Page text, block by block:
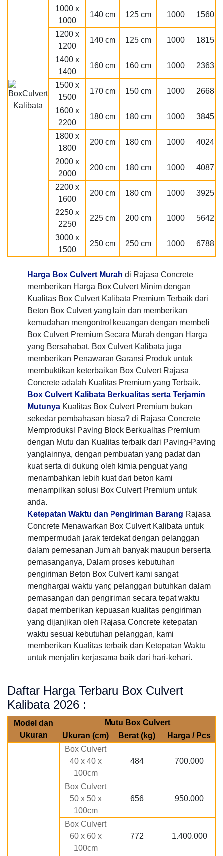
1000 x
1000
140 cm 125 cm 1000 1560
1200 x
1200
140 cm 125 cm 1000 1815
1400 x
1400
160 cm 160 cm 1000 2363
1500 x
1500
170 cm 150 cm 1000 2668
1600 x
2200
180 cm 180 cm 1000 3845
1800 x
1800
200 cm 180 cm 1000 4024
2000 x
2000
200 cm 180 cm 1000 4087
2200 x
1600
200 cm 180 cm 1000 3925
2250 x
2250
225 cm 200 cm 1000 5642
3000 x
1500
250 cm 250 cm 1000 6788
Harga Box Culvert Murah di Rajasa Concrete
memberikan Harga Box Culvert Minim dengan
Kualitas Box Culvert Kalibata Premium Terbaik dari
Beton Box Culvert yang lain dan memberikan
kemudahan mengontrol keuangan dengan membeli
Box Culvert Premium Secara Murah dengan Harga
yang Bersahabat, Box Culvert Kalibata juga
memberikan Penawaran Garansi Produk untuk
membuktikan keterbaikan Box Culvert Rajasa
Concrete adalah Kualitas Premium yang Terbaik.
Box Culvert Kalibata Berkualitas serta Terjamin
Mutunya Kualitas Box Culvert Premium bukan
sekedar pembahasan biasa? di Rajasa Concrete
Memproduksi Paving Block Berkualitas Premium
dengan Mutu dan Kualitas terbaik dari Paving-Paving
yanglainnya, dengan pembuatan yang padat dan
kuat serta di dukung oleh kimia penguat yang
menambahkan lebih kuat dari beton kami
menampilkan solusi Box Culvert Premium untuk
anda.
Ketepatan Waktu dan Pengiriman Barang Rajasa
Concrete Menawarkan Box Culvert Kalibata untuk
mempermudah jarak terdekat dengan pelanggan
dalam pemesanan Jumlah banyak maupun berserta
pemasanganya, Dalam proses kebutuhan
pengiriman Beton Box Culvert kami sangat
menghargai waktu yang pelanggan butuhkan dalam
pemasangan dan pengiriman secara tepat waktu
dapat memberikan kepuasan kualitas pengiriman
yang dijanjikan oleh Rajasa Concrete ketepatan
waktu sesuai kebutuhan pelanggan, kami
memberikan Kualitas terbaik dan Ketepatan Waktu
untuk menjalin kerjasama baik dari hari-kehari.
Daftar Harga Terbaru Box Culvert
Kalibata 2026 :
Model dan
Ukuran
Mutu Box Culvert
Ukuran (cm)
Berat (kg)
Harga / Pcs
Box Culvert
40 x 40 x
100cm
484 700.000
Box Culvert
50 x 50 x
100cm
656 950.000
Box Culvert
60 x 60 x
100cm
772 1.400.000